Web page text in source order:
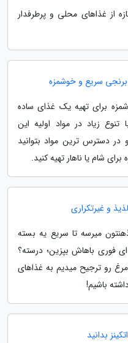
از غذاهای محلی و پرطرفدار
برای تهیه یک غذای ساده
تنوع زیاد در مواد اولیه این
در دسترس ترین مواد بتوانید
شام یا ناهار تهیه کنید.
میرسه تا سریع یه بسته
فوری باهاش بپزین؛ درسته؟
مرغ رو ترجیح میدیم به غذاهای
باشیم!
بدانید